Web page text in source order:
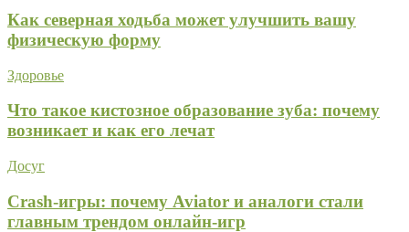
Как северная ходьба может улучшить вашу
физическую форму
Здоровье
Что такое кистозное образование зуба: почему
возникает и как его лечат
Досуг
Crash-игры: почему Aviator и аналоги стали
главным трендом онлайн-игр